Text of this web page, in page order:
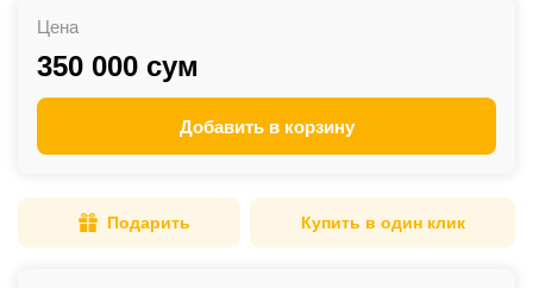
Цена
350 000 сум
Добавить в корзину
Подарить Купить в один клик